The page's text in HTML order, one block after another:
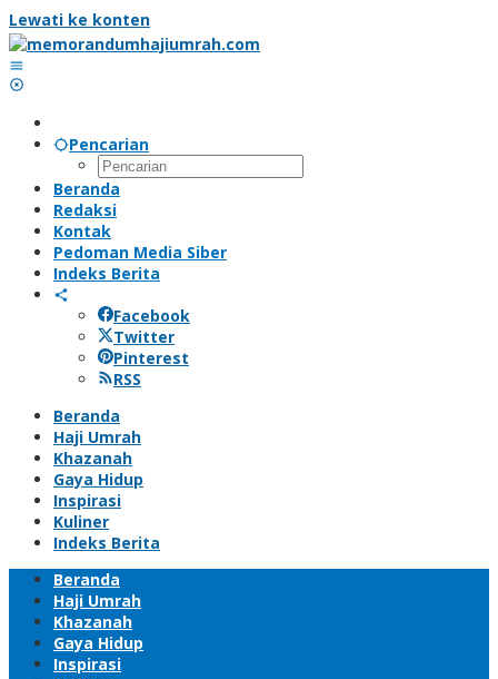
Lewati ke konten
Pencarian
Beranda
Redaksi
Kontak
Pedoman Media Siber
Indeks Berita
Facebook
Twitter
Pinterest
RSS
Beranda
Haji Umrah
Khazanah
Gaya Hidup
Inspirasi
Kuliner
Indeks Berita
Beranda
Haji Umrah
Khazanah
Gaya Hidup
Inspirasi